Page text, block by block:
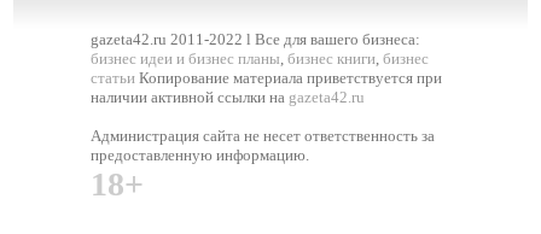
gazeta42.ru 2011-2022 l Все для вашего бизнеса:
бизнес идеи и бизнес планы,бизнес книги,бизнес
статьи Копирование материала приветствуется при
наличии активной ссылки на gazeta42.ru
Администрация сайта не несет ответственность за
предоставленную информацию.
18+